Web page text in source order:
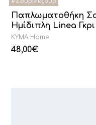
Παπλωματοθήκη
Ημίδιπλη Linea Γκρι
KYMA Home
48,00€